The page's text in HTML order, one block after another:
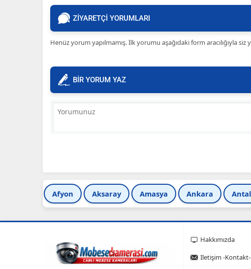
ZİYARETÇİ YORUMLARI
Henüz yorum yapılmamış. İlk yorumu aşağıdaki form aracılığıyla siz
BİR YORUM YAZ
Afyon Aksaray Amasya Ankara
Hakkımızda
Iletişim -Kontakt-